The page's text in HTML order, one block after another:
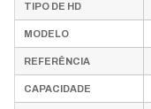
TIPO DE HD
MODELO
REFERÊNCIA
CAPACIDADE